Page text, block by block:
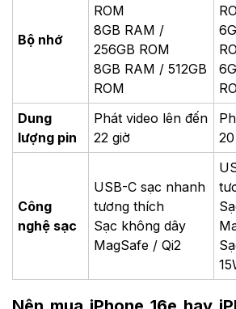
Bộ nhớ
ROM
8GB RAM /
256GB ROM
8GB RAM / 512GB
ROM
Dung
lượng pin
Phát video lên đến
22 giờ
Công
nghệ sạc
USB-C sạc nhanh
tương thích
Sạc không dây
MagSafe / Qi2